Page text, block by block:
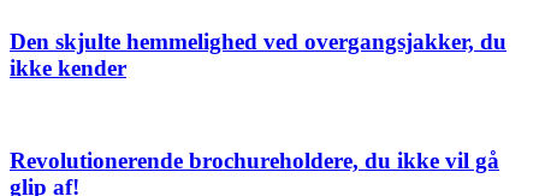
Den skjulte hemmelighed ved overgangsjakker, du
ikke kender
Revolutionerende brochureholdere, du ikke vil gå
glip af!